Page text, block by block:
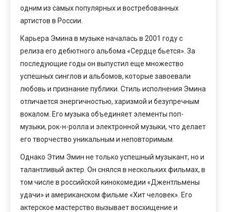
одним из самых популярных и востребованных
артистов в России.
Карьера Эмина в музыке началась в 2001 году с
релиза его дебютного альбома «Сердце бьется». За
последующие годы он выпустил еще множество
успешных синглов и альбомов, которые завоевали
любовь и признание публики. Стиль исполнения Эмина
отличается энергичностью, харизмой и безупречным
вокалом. Его музыка объединяет элементы поп-
музыки, рок-н-ролла и электронной музыки, что делает
его творчество уникальным и неповторимым.
Однако Этим Эмин не только успешный музыкант, но и
талантливый актер. Он снялся в нескольких фильмах, в
том числе в российской кинокомедии «Джентльмены
удачи» и американском фильме «Хит человек». Его
актерское мастерство вызывает восхищение и